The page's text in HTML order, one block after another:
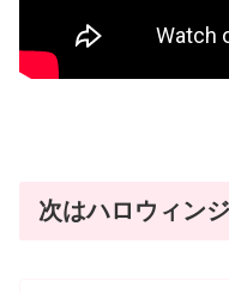
次はハロウィン